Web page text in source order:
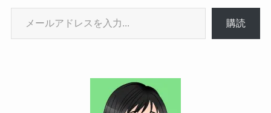
メールアドレスを入力...
購読